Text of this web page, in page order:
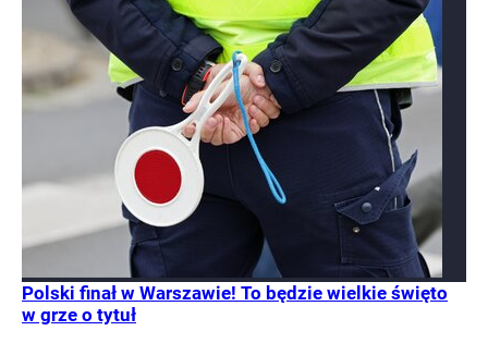
Polski finał w Warszawie! To będzie wielkie święto
w grze o tytuł